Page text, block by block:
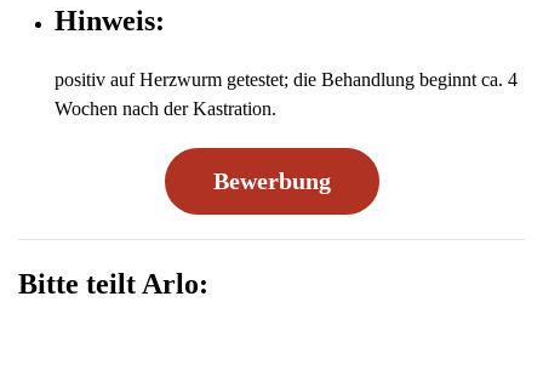
Hinweis:
positiv auf Herzwurm getestet; die Behandlung beginnt ca. 4
Wochen nach der Kastration.
Bewerbung
Bitte teilt Arlo: